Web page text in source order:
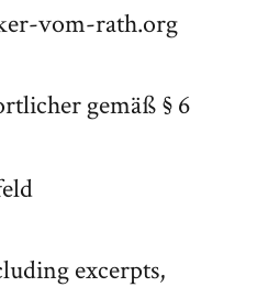
vom-rath.org
gemäß § 6
excerpts,